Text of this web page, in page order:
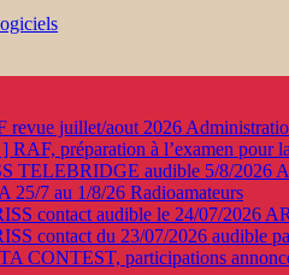
revue juillet/aout 2026
] RAF, préparation à l’examen pour
TELEBRIDGE audible 5/8/2026
25/7 au 1/8/26 Radioamateurs
contact audible le 24/07/2026
contact du 23/07/2026 audible
CONTEST, participations